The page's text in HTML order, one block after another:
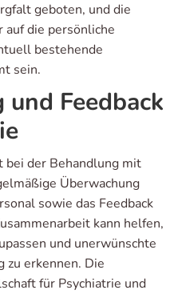
geboten, und die
die persönliche
bestehende
sein.
Feedback
bei der Behandlung mit
Überwachung
sowie das Feedback
kann helfen,
und unerwünschte
zu erkennen. Die
für Psychiatrie und